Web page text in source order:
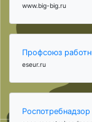
www.big-big.ru
Профсоюз
eseur.ru
Роспотребнадзор